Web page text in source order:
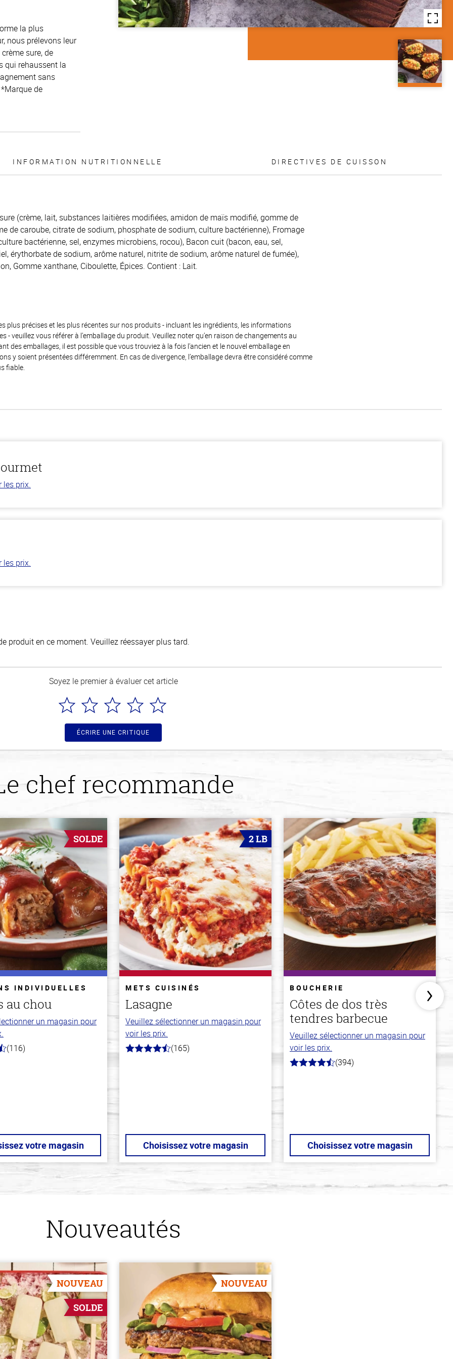
la plus
nous prélevons leur
sure, de
qui rehaussent la
sans
de
INFORMATION NUTRITIONNELLE DIRECTIVES DE CUISSON
(crème, lait, substances laitières modifiées, amidon de maïs modifié, gomme de
de caroube, citrate de sodium, phosphate de sodium, culture bactérienne), Fromage
bactérienne, sel, enzymes microbiens, rocou), Bacon cuit (bacon, eau, sel,
érythorbate de sodium, arôme naturel, nitrite de sodium, arôme naturel de fumée),
Gomme xanthane, Ciboulette, Épices. Contient : Lait.
plus précises et les plus récentes sur nos produits - incluant les ingrédients, les informations
- veuillez vous référer à l’emballage du produit. Veuillez noter qu’en raison de changements au
des emballages, il est possible que vous trouviez à la fois l’ancien et le nouvel emballage en
y soient présentées différemment. En cas de divergence, l’emballage devra être considéré comme
fiable.
les prix.
les prix.
produit en ce moment. Veuillez réessayer plus tard.
Soyez le premier à évaluer cet article
ÉCRIRE UNE CRITIQUE
chef recommande
SOLDE
INDIVIDUELLES
au chou
un magasin pour
(116)
votre magasin
2 LB
METS CUISINÉS
Lasagne
Veuillez sélectionner un magasin pour
voir les prix.
4.1
(165)
Choisissez votre magasin
BOUCHERIE
Côtes de dos très
tendres barbecue
Veuillez sélectionner un magasin pour
voir les prix.
4.7
(394)
Choisissez votre magasin
Nouveautés
NOUVEAU
SOLDE
NOUVEAU